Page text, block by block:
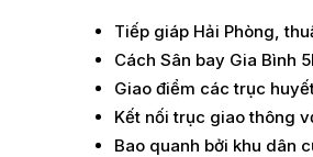
Tiếp giáp Hải Phòng,
Cách Sân bay Gia Bình
Giao điểm các trục
Kết nối trục giao thông
Bao quanh bởi khu dân